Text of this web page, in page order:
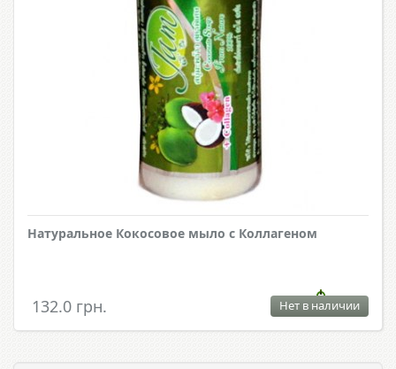
Натуральное Кокосовое мыло с Коллагеном
132.0 грн. Нет в наличии